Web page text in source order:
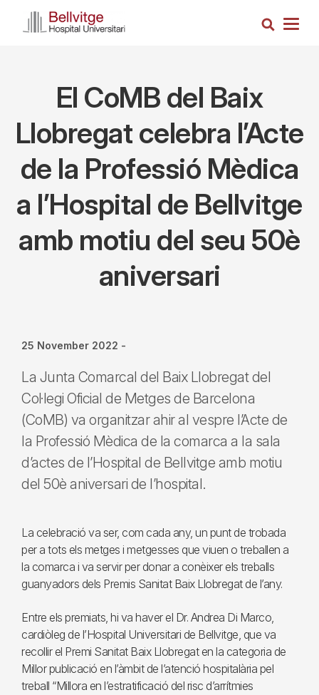
Search
El CoMB del Baix
Llobregat celebra l’Acte
de la Professió Mèdica
a l’Hospital de Bellvitge
amb motiu del seu 50è
aniversari
25 November 2022 -
La Junta Comarcal del Baix Llobregat del
Col·legi Oficial de Metges de Barcelona
(CoMB) va organitzar ahir al vespre l’Acte de
la Professió Mèdica de la comarca a la sala
d’actes de l’Hospital de Bellvitge amb motiu
del 50è aniversari de l’hospital.
La celebració va ser, com cada any, un punt de trobada
per a tots els metges i metgesses que viuen o treballen a
la comarca i va servir per donar a conèixer els treballs
guanyadors dels Premis Sanitat Baix Llobregat de l’any.
Entre els premiats, hi va haver el Dr. Andrea Di Marco,
cardiòleg de l’Hospital Universitari de Bellvitge, que va
recollir el Premi Sanitat Baix Llobregat en la categoria de
Millor publicació en l’àmbit de l’atenció hospitalària pel
treball “Millora en l’estratificació del risc d’arrítmies